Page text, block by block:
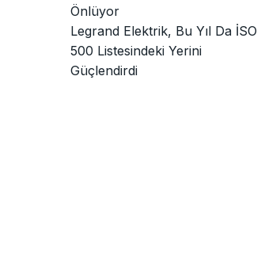
Önlüyor
Legrand Elektrik, Bu Yıl Da İSO
500 Listesindeki Yerini
Güçlendirdi